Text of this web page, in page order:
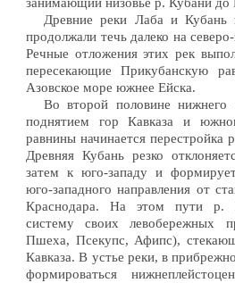
занимающий низовье р. Кубани до
Древние реки Лаба и Кубань
продолжали течь далеко на
Речные отложения этих рек
пересекающие Прикубанскую
Азовское море южнее Ейска.
Во второй половине нижнего
поднятием гор Кавказа и
равнины начинается перестройка
Древняя Кубань резко
затем к юго-западу и
юго-западного направления от
Краснодара. На этом пути р.
систему своих левобережных
Пшеха, Псекупс, Афипс),
Кавказа. В устье реки, в
формироваться